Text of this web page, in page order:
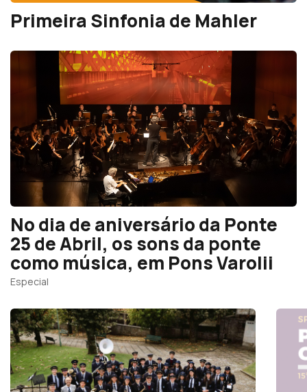
Primeira Sinfonia de Mahler
No dia de aniversário da Ponte
25 de Abril, os sons da ponte
como música, em Pons Varolii
Especial